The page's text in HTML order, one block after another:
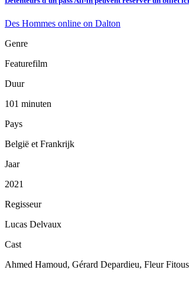
Des Hommes online on Dalton
Genre
Featurefilm
Duur
101 minuten
Pays
België et Frankrijk
Jaar
2021
Regisseur
Lucas Delvaux
Cast
Ahmed Hamoud, Gérard Depardieu, Fleur